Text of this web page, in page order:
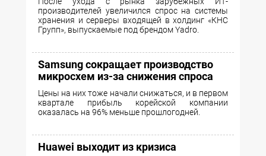
производителей увеличился спрос на системы
хранения и серверы входящей в холдинг «КНС
Групп», выпускаемые под брендом Yadro.
Samsung сокращает производство
микросхем из-за снижения спроса
Цены на них тоже начали снижаться, и в первом
квартале прибыль корейской компании
оказалась на 96% меньше прошлогодней.
Huawei выходит из кризиса